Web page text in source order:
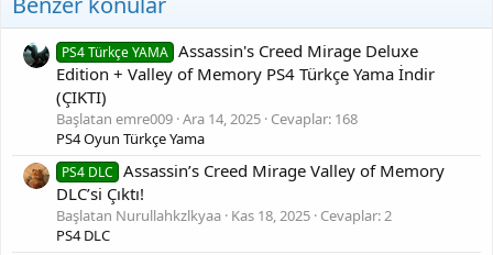
Oyun içi görüntü:
PS4 Türkçe YAMA Assassin's Creed Mirage Deluxe
Edition + Valley of Memory PS4 Türkçe Yama İndir
(ÇIKTI)
Başlatan emre009 Ara 14, 2025 Cevaplar: 168
PS4 Oyun Türkçe Yama
PS4 DLC
Assassin’s Creed Mirage Valley of Memory
DLC’si Çıktı!
Başlatan Nurullahkzlkyaa Kas 18, 2025 Cevaplar: 2
PS4 DLC